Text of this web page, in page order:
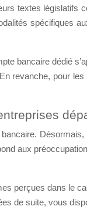
textes
les modalités
bancaire
En revanche,
aux
perçues
deux années